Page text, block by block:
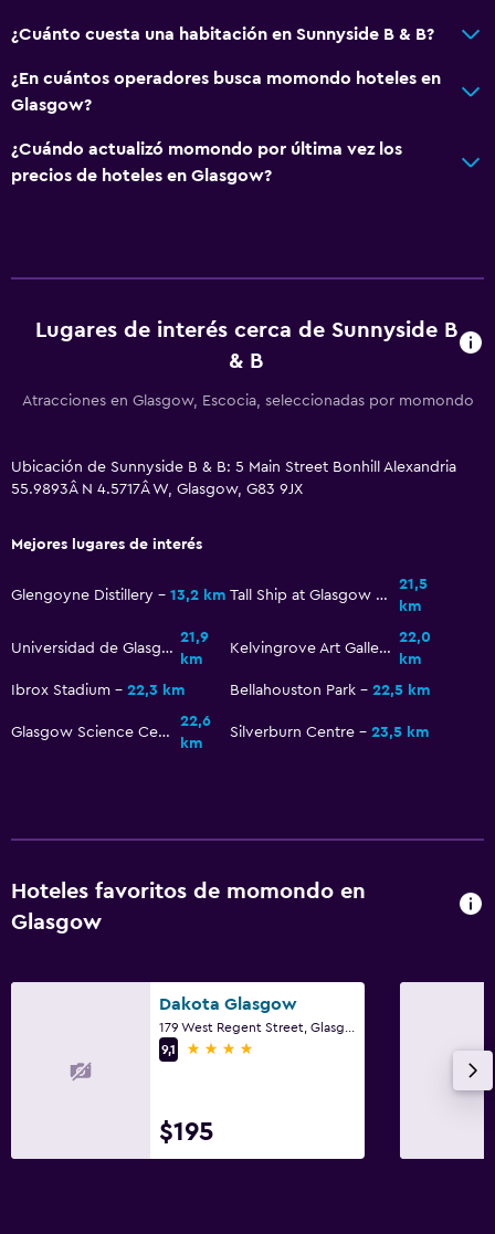
Baño
Ducha
Gorro de baño
Baño pequeño adicional
Baño privado
Unidad ubicada en la planta baja
Para no fumadores
Áreas designadas para fumadores
Cuna/cama nido disponibles
Libros, DVD, música para niños
Periquera
Sistema de entretenimiento
Radio
Sala de estar/TV compartida
Enchufe cerca de la cama
¿Cuánto cuesta una habitación en Sunnyside B & B?
¿En cuántos operadores busca momondo hoteles en
Glasgow?
¿Cuándo actualizó momondo por última vez los
precios de hoteles en Glasgow?
Lugares de interés cerca de Sunnyside B
& B
Atracciones en Glasgow, Escocia, seleccionadas por momondo
Ubicación de Sunnyside B & B: 5 Main Street Bonhill Alexandria
55.9893Â N 4.5717Â W, Glasgow, G83 9JX
Mejores lugares de interés
Glengoyne Distillery 13,2 km Tall Ship at Glasgow Harbour
21,5
km
Universidad de Glasgow
21,9
km
Kelvingrove Art Gallery and Museum
22,0
km
Ibrox Stadium
22,3 km Bellahouston Park 22,5 km
Glasgow Science Centre
22,6
km
Silverburn Centre 23,5 km
Hoteles favoritos de momondo en
Glasgow
Dakota Glasgow
9,1
4 estrellas
$195